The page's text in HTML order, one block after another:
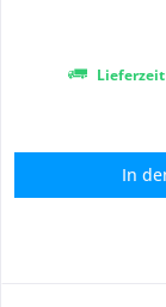
Lieferzeit
In